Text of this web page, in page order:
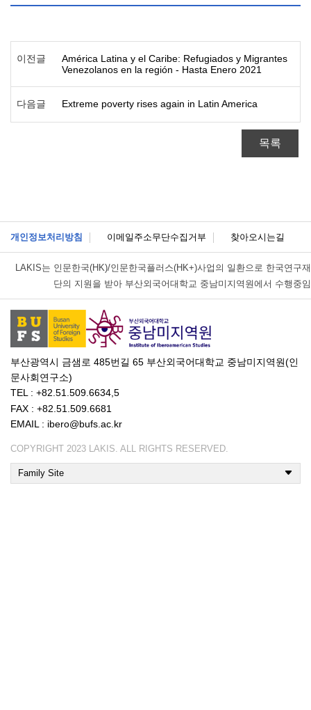
이전글
América Latina y el Caribe: Refugiados y Migrantes
Venezolanos en la región - Hasta Enero 2021
다음글 Extreme poverty rises again in Latin America
목록
개인정보처리방침 이메일주소무단수집거부 찾아오시는길
LAKIS는 인문한국(HK)/인문한국플러스(HK+)사업의 일환으로 한국연구재
단의 지원을 받아 부산외국어대학교 중남미지역원에서 수행중임
부산광역시 금샘로 485번길 65 부산외국어대학교 중남미지역원(인
문사회연구소)
TEL : +82.51.509.6634,5
FAX : +82.51.509.6681
EMAIL : ibero@bufs.ac.kr
COPYRIGHT 2023 LAKIS. ALL RIGHTS RESERVED.
Family Site